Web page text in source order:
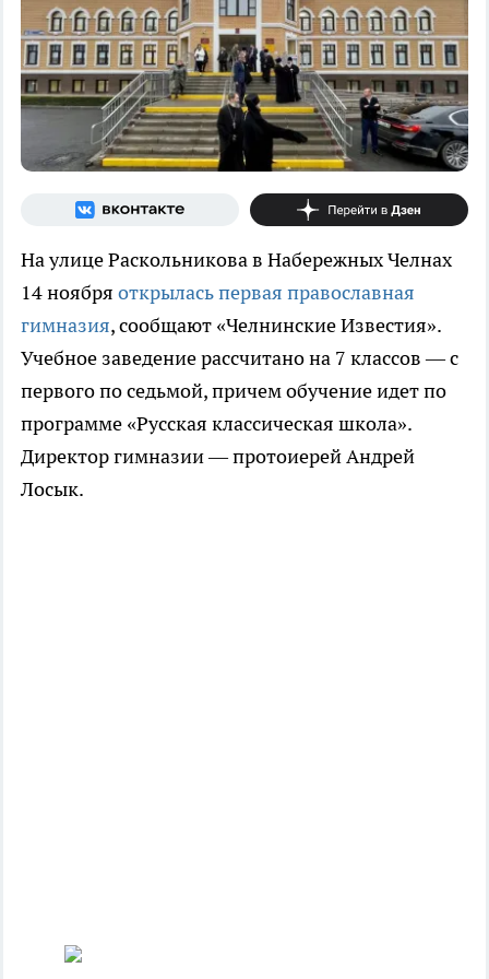
На улице Раскольникова в Набережных Челнах
14 ноября открылась первая православная
гимназия, сообщают «Челнинские Известия».
Учебное заведение рассчитано на 7 классов — с
первого по седьмой, причем обучение идет по
программе «Русская классическая школа».
Директор гимназии — протоиерейАндрей
Лосык.